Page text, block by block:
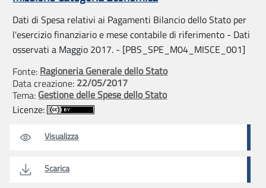
Dati di Spesa relativi ai Pagamenti Bilancio dello Stato per
l'esercizio finanziario e mese contabile di riferimento - Dati
osservati a Maggio 2017. - [PBS_SPE_M04_MISCE_001]
Fonte: Ragioneria Generale dello Stato
Data creazione: 22/05/2017
Tema: Gestione delle Spese dello Stato
Licenze:
Visualizza
Scarica